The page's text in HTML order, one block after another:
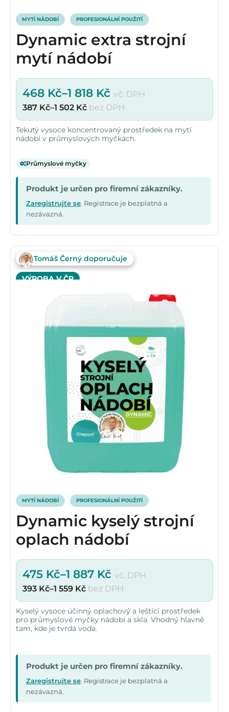
MYTÍ NÁDOBÍ PROFESIONÁLNÍ POUŽITÍ
Dynamic extra strojní
mytí nádobí
468 Kč–1 818 Kč vč. DPH
387 Kč–1 502 Kč bez DPH
Tekutý vysoce koncentrovaný prostředek na mytí
nádobí v průmyslových myčkách.
Průmyslové myčky
Produkt je určen pro firemní zákazníky.
Zaregistrujte se. Registrace je bezplatná a
nezávazná.
Tomáš Černý doporučuje
VÝROBA V ČR
MYTÍ NÁDOBÍ PROFESIONÁLNÍ POUŽITÍ
Dynamic kyselý strojní
oplach nádobí
475 Kč–1 887 Kč vč. DPH
393 Kč–1 559 Kč bez DPH
Kyselý vysoce účinný oplachový a leštící prostředek
pro průmyslové myčky nádobí a skla. Vhodný hlavně
tam, kde je tvrdá voda.
Produkt je určen pro firemní zákazníky.
Zaregistrujte se. Registrace je bezplatná a
nezávazná.